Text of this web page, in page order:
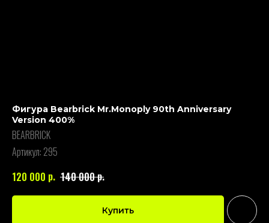
Фигура Bearbrick Mr.Monoply 90th Anniversary
Version 400%
BEARBRICK
Артикул: 295
120 000 р. 140 000р.
Купить